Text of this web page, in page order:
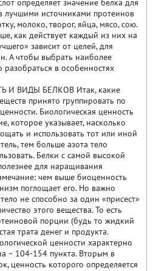
определяет значение белка для
лучшими источниками протеинов
молоко, творог, яйца, мясо, сою.
как действует каждый из них на
зависит от целей, для
А чтобы выбрать наиболее
в особенностях
И ВИДЫ БЕЛКОВ Итак, какие
принято группировать по
Биологическая ценность
которое указывает, насколько
и использовать тот или иной
тем больше азота тело
Белки с самой высокой
для наращивания
чем выше биоценность
поглощает его. Но важно
не способно за один «присест»
этого вещества. То есть
порции (будь то жидкий
трата денег и продукта.
ценности характерно
– 104-154 пункта. Вторым в
ценность которого определяется